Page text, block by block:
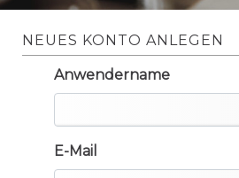
NEUES KONTO ANLEGEN
Anwendername
E-Mail